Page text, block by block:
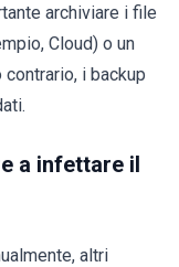
archiviare i file
Cloud) o un
i backup
a infettare il
altri